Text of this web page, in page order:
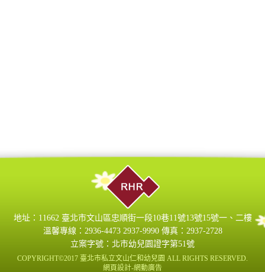
地址：11662 臺北市文山區忠順街一段10巷11號13號15號一、二樓
溫馨專線：2936-4473 2937-9990 傳真：2937-2728
立案字號：北市幼兒園證字第51號
COPYRIGHT©2017 臺北市私立文山仁和幼兒園 ALL RIGHTS RESERVED.
網頁設計-網動廣告